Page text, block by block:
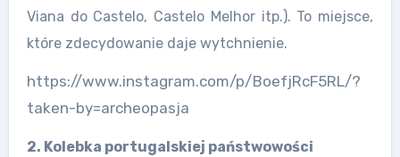
Viana do Castelo, Castelo Melhor itp.). To miejsce,
które zdecydowanie daje wytchnienie.
https://www.instagram.com/p/BoefjRcF5RL/?
taken-by=archeopasja
2. Kolebka portugalskiej państwowości